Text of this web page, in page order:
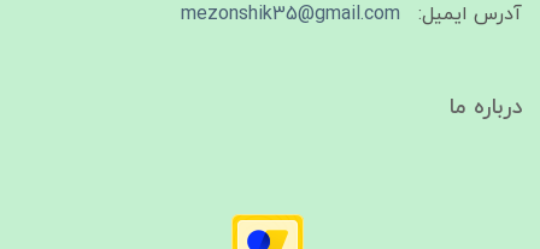
آدرس ایمیل:
mezonshik35@gmail.com
درباره ما